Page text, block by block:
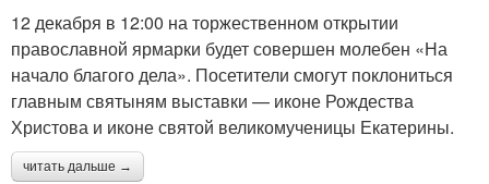
12 декабря в 12:00 на торжественном открытии
православной ярмарки будет совершен молебен «На
начало благого дела». Посетители смогут поклониться
главным святыням выставки — иконе Рождества
Христова и иконе святой великомученицы Екатерины.
читать дальше →